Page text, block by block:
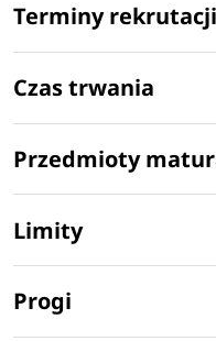
Terminy rekrutacji
Czas trwania
Przedmioty
Limity
Progi